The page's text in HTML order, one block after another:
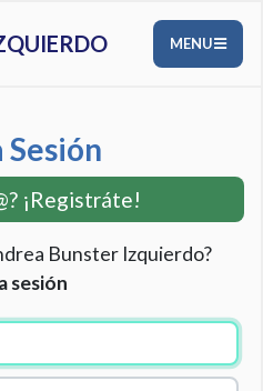
MENU
Sesión
¡Registráte!
Bunster Izquierdo?
sesión